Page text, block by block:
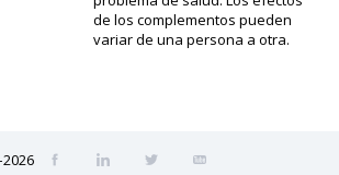
de los complementos pueden
variar de una persona a otra.